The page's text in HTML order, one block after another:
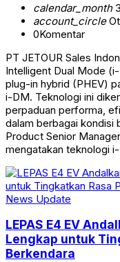
calendar_month
account_circle
0Komentar
PT JETOUR Sales
Intelligent Dual Mode
plug-in hybrid (PHEV)
i-DM. Teknologi ini
perpaduan performa,
dalam berbagai kondisi
Product Senior
mengatakan teknologi
News Update
LEPAS E4 EV
Lengkap untuk
Berkendara